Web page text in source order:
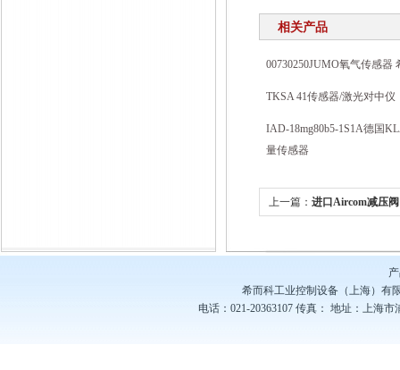
相关产品
00730250JUMO氧气传感器
TKSA 41传感器/激光对中仪
IAD-18mg80b5-1S1A德国
量传感器
上一篇：进口Aircom减压
希而科工业控制设备（上海）有
电话：021-20363107 传真： 地址：上海市